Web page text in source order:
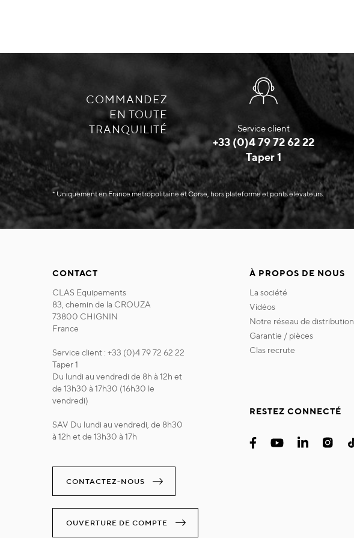
COMMANDEZ
EN TOUTE
TRANQUILITÉ
Service client
+33 (0)4 79 72 62 22
Taper 1
* Uniquement en France métropolitaine et Corse, hors plateforme et ponts élévateurs.
CONTACT
CLAS Equipements
83, chemin de la CROUZA
73800 CHIGNIN
France
Service client : +33 (0)4 79 72 62 22
Taper 1
Du lundi au vendredi de 8h à 12h et
de 13h30 à 17h30 (16h30 le
vendredi)
SAV Du lundi au vendredi, de 8h30
à 12h et de 13h30 à 17h
CONTACTEZ-NOUS
OUVERTURE DE COMPTE
À PROPOS DE NOUS
la société
vidéos
notre réseau de distribution
garantie / pièces
clas recrute
RESTEZ CONNECTÉ